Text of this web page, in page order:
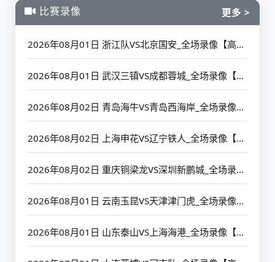
比赛录像 更多 >
2026年08月01日 浙江队VS北京国安_全场录像【高清回放】
2026年08月01日 武汉三镇VS成都蓉城_全场录像【高清回放】
2026年08月02日 青岛海牛VS青岛西海岸_全场录像【高清回放】
2026年08月02日 上海申花VS辽宁铁人_全场录像【高清回放】
2026年08月02日 重庆铜梁龙VS深圳新鹏城_全场录像【高清回放】
2026年08月01日 云南玉昆VS天津津门虎_全场录像【高清回放】
2026年08月01日 山东泰山VS上海海港_全场录像【高清回放】